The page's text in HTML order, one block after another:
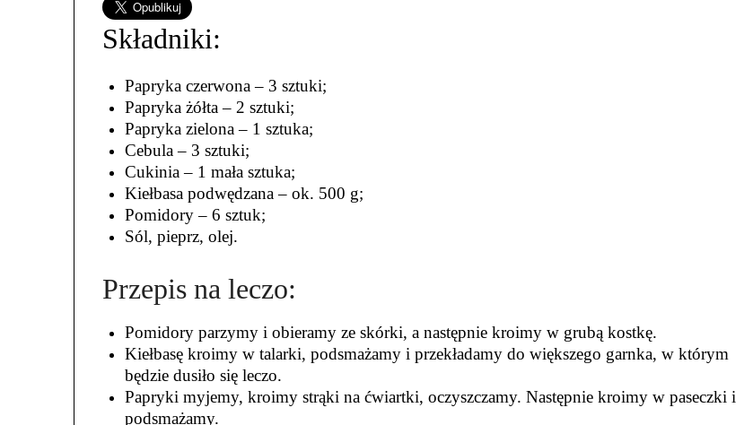
Składniki:
Papryka czerwona – 3 sztuki;
Papryka żółta – 2 sztuki;
Papryka zielona – 1 sztuka;
Cebula – 3 sztuki;
Cukinia – 1 mała sztuka;
Kiełbasa podwędzana – ok. 500 g;
Pomidory – 6 sztuk;
Sól, pieprz, olej.
Przepis na leczo:
Pomidory parzymy i obieramy ze skórki, a następnie kroimy w grubą kostkę.
Kiełbasę kroimy w talarki, podsmażamy i przekładamy do większego garnka, w którym
będzie dusiło się leczo.
Papryki myjemy, kroimy strąki na ćwiartki, oczyszczamy. Następnie kroimy w paseczki i
podsmażamy.